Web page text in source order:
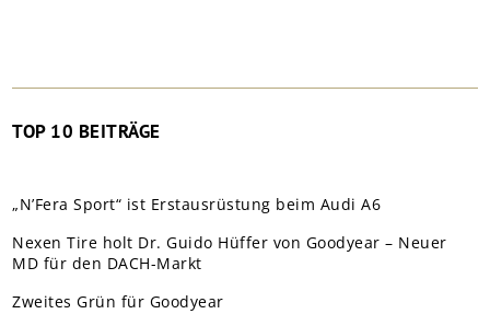
TOP 10 BEITRÄGE
„N’Fera Sport“ ist Erstausrüstung beim Audi A6
Nexen Tire holt Dr. Guido Hüffer von Goodyear – Neuer
MD für den DACH-Markt
Zweites Grün für Goodyear